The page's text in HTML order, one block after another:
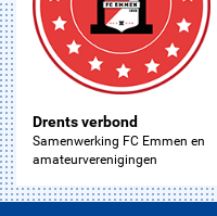
Drents verbond
Samenwerking FC Emmen en
amateurverenigingen